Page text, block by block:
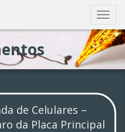
Exibir
de Celulares –
da Placa Principal